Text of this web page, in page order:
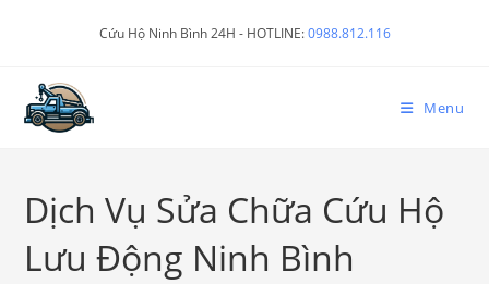
Cứu Hộ Ninh Bình 24H - HOTLINE:0988.812.116
Menu
Dịch Vụ Sửa Chữa Cứu Hộ
Lưu Động Ninh Bình